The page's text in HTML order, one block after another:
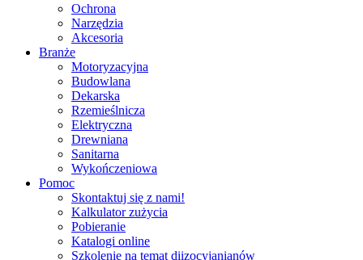
Ochrona
Narzędzia
Akcesoria
Branże
Motoryzacyjna
Budowlana
Dekarska
Rzemieślnicza
Elektryczna
Drewniana
Sanitarna
Wykończeniowa
Pomoc
Skontaktuj się z nami!
Kalkulator zużycia
Pobieranie
Katalogi online
Szkolenie na temat diizocyjanianów